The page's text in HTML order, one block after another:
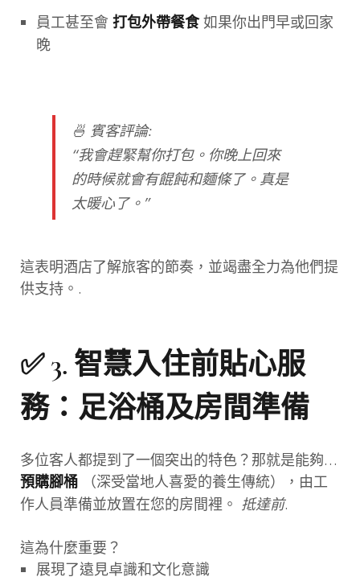
員工甚至會 打包外帶餐食如果你出門早或回家
晚
🍜 賓客評論:
“我會趕緊幫你打包。你晚上回來
的時候就會有餛飩和麵條了。真是
太暖心了。”
這表明酒店了解旅客的節奏，並竭盡全力為他們提
供支持。.
✅ 3. 智慧入住前貼心服
務：足浴桶及房間準備
多位客人都提到了一個突出的特色？那就是能夠…
預購腳桶 （深受當地人喜愛的養生傳統），由工
作人員準備並放置在您的房間裡。 抵達前.
這為什麼重要？
展現了遠見卓識和文化意識